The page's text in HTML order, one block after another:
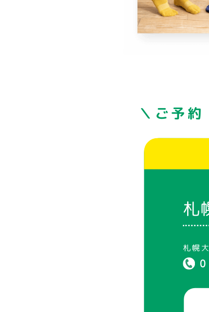
＼ご予
札
札幌